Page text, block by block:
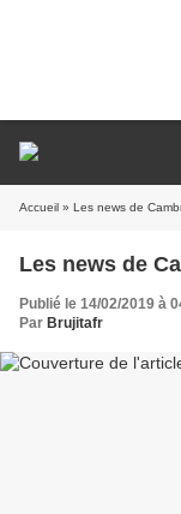
Accueil » Les news de
Les news de
Publié le 14/02/2019 à
Par Brujitafr